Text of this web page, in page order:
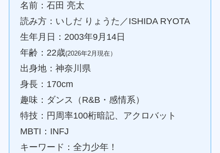
名前：石田 亮太
読み方：いしだ りょうた／ISHIDA RYOTA
生年月日：2003年9月14日
年齢：22歳(2026年2月現在）
出身地：神奈川県
身長：170cm
趣味：ダンス（R&B・感情系）
特技：円周率100桁暗記、アクロバット
MBTI：INFJ
キーワード：全力少年！